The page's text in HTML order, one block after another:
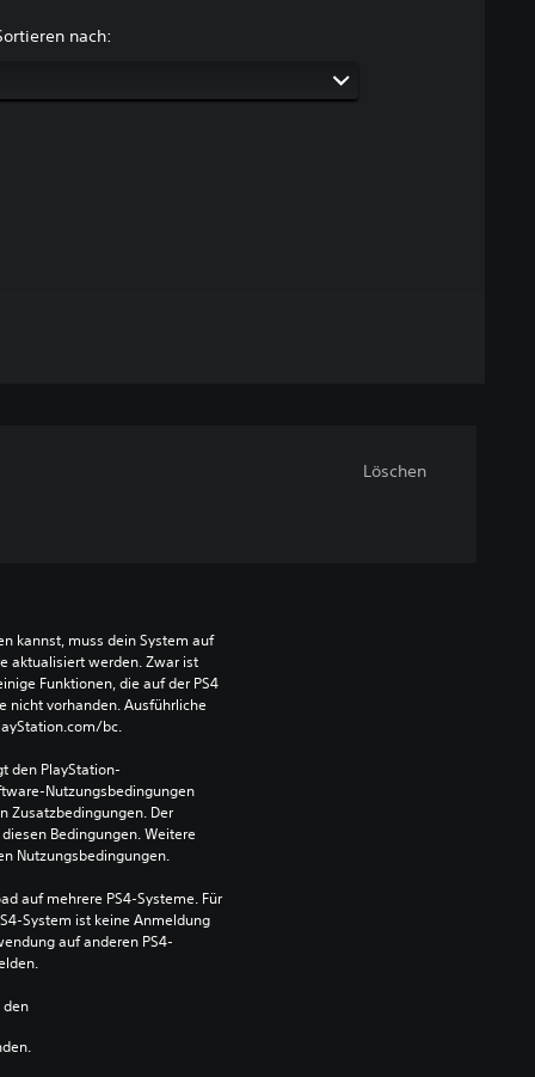
nach:
Löschen
kannst, muss dein System auf
aktualisiert werden. Zwar ist
Funktionen, die auf der PS4
nicht vorhanden. Ausführliche
bc.
den PlayStation-
Nutzungsbedingungen
Zusatzbedingungen. Der
Bedingungen. Weitere
Nutzungsbedingungen.
auf mehrere PS4-Systeme. Für
System ist keine Anmeldung
auf anderen PS4-
den